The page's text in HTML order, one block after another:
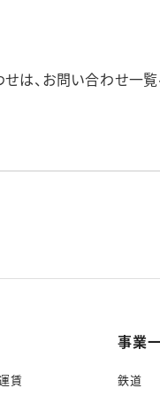
は、お問い合わせ一覧
賃
事業
鉄道